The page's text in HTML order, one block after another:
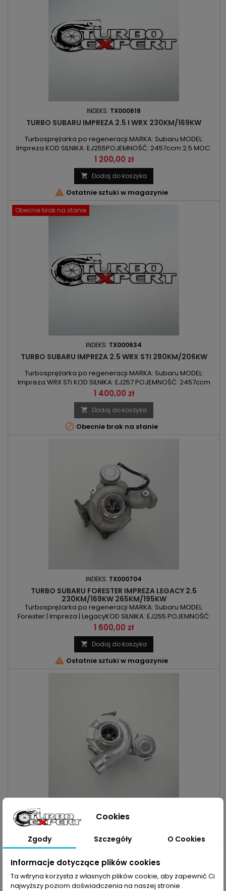
INDEKS: TX000618
TURBO SUBARU IMPREZA 2.5 I WRX 230KM/169KW
Turbosprężarka po regeneracji MARKA: Subaru MODEL:
Impreza KOD SILNIKA: EJ255POJEMNOŚĆ: 2457ccm 2.5 MOC:
230KM/169kW ROK PRODUKCJI: Od 2005r
Cena
1 200,00 zł
 Dodaj do koszyka
 Ostatnie sztuki w magazynie
Obecnie brak na stanie
INDEKS: TX000634
TURBO SUBARU IMPREZA 2.5 WRX STI 280KM/206KW
Turbosprężarka po regeneracji MARKA: Subaru MODEL:
Impreza WRX STi KOD SILNIKA: EJ257 POJEMNOŚĆ: 2457ccm
2.5 L MOC: 280KM / 206kW ROK PRODUKCJI: Od 2005r
Cena
1 400,00 zł
 Dodaj do koszyka
 Obecnie brak na stanie
INDEKS: TX000704
TURBO SUBARU FORESTER IMPREZA LEGACY 2.5
230KM/169KW 265KM/195KW
Turbosprężarka po regeneracji MARKA: Subaru MODEL:
Forester | Impreza | LegacyKOD SILNIKA: EJ255 POJEMNOŚĆ:
2457ccm 2.5 | 2.5i | 2.5GT MOC: 230KM/169kW | 265KM/195kW
ROK PRODUKCJI: Od 2005r
Cena
1 600,00 zł
 Dodaj do koszyka
 Ostatnie sztuki w magazynie
INDEKS:TX000791
TURBO SUBARU FORESTER 2.0 TURBO 177KM/130KW
Turbosprężarka po regeneracji MARKA: Subaru MODEL:
Forester KOD SILNIKA: EJ205 POJEMNOŚĆ: 1994ccm 2.0 Turbo
MOC: 177KM / 130kW ROK PRODUKCJI: Od 2002r
Cena
1 400,00 zł
 Dodaj do koszyka
Cookies
Zgody Szczegóły O Cookies
Informacje dotyczące plików cookies
Ta witryna korzysta z własnych plików cookie, aby zapewnić Ci
najwyższy poziom doświadczenia na naszej stronie .